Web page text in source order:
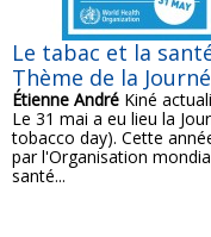
Le tabac et la
Thème de la
Étienne André Kiné
Le 31 mai a eu lieu la
tobacco day). Cette
par l'Organisation
santé...